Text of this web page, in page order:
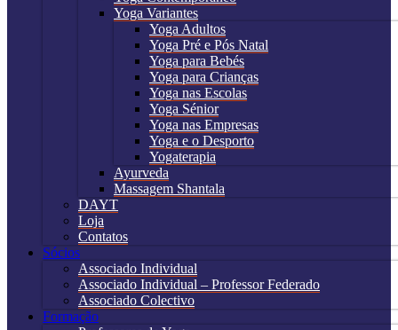
Yoga Variantes
Yoga Adultos
Yoga Pré e Pós Natal
Yoga para Bebés
Yoga para Crianças
Yoga nas Escolas
Yoga Sénior
Yoga nas Empresas
Yoga e o Desporto
Yogaterapia
Ayurveda
Massagem Shantala
DAYT
Loja
Contatos
Sócios
Associado Individual
Associado Individual – Professor Federado
Associado Colectivo
Formação